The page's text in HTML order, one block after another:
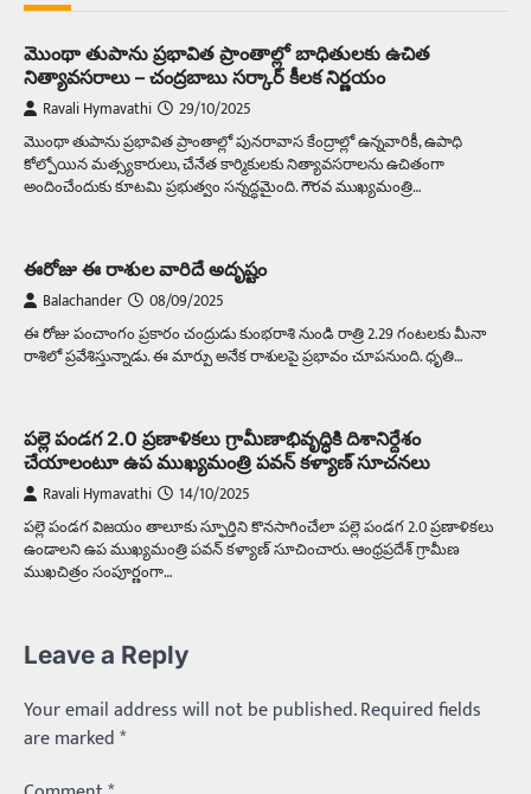
మొంథా తుపాను ప్రభావిత ప్రాంతాల్లో బాధితులకు ఉచిత
నిత్యావసరాలు – చంద్రబాబు సర్కార్ కీలక నిర్ణయం
Ravali Hymavathi 29/10/2025
మొంథా తుపాను ప్రభావిత ప్రాంతాల్లో పునరావాస కేంద్రాల్లో ఉన్నవారికీ, ఉపాధి
కోల్పోయిన మత్స్యకారులు, చేనేత కార్మికులకు నిత్యావసరాలను ఉచితంగా
అందించేందుకు కూటమి ప్రభుత్వం సన్నద్ధమైంది. గౌరవ ముఖ్యమంత్రి…
ఈరోజు ఈ రాశుల వారిదే అదృష్టం
Balachander 08/09/2025
ఈ రోజు పంచాంగం ప్రకారం చంద్రుడు కుంభరాశి నుండి రాత్రి 2.29 గంటలకు మీనా
రాశిలో ప్రవేశిస్తున్నాడు. ఈ మార్పు అనేక రాశులపై ప్రభావం చూపనుంది. ధృతి…
పల్లె పండగ 2.0 ప్రణాళికలు గ్రామీణాభివృద్ధికి దిశానిర్దేశం
చేయాలంటూ ఉప ముఖ్యమంత్రి పవన్ కళ్యాణ్ సూచనలు
Ravali Hymavathi 14/10/2025
పల్లె పండగ విజయం తాలూకు స్ఫూర్తిని కొనసాగించేలా పల్లె పండగ 2.0 ప్రణాళికలు
ఉండాలని ఉప ముఖ్యమంత్రి పవన్ కళ్యాణ్ సూచించారు. ఆంధ్రప్రదేశ్ గ్రామీణ
ముఖచిత్రం సంపూర్ణంగా…
Leave a Reply
Your email address will not be published.Required fields
are marked*
మధ్యతరగతి కారు…మారుతీ భలేచౌకసారు